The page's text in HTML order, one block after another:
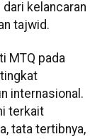
kelancaran
tajwid.
MTQ pada
internasional.
terkait
tata tertibnya,